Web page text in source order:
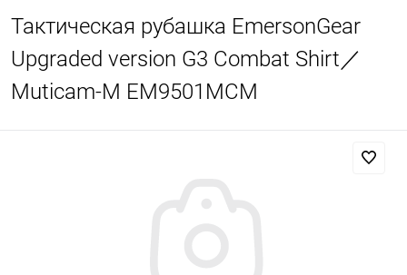
Тактическая рубашка EmersonGear
Upgraded version G3 Combat Shirt／
Muticam-M EM9501MCM